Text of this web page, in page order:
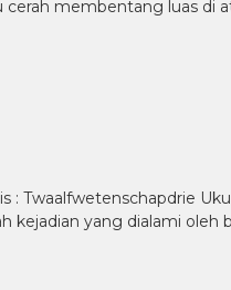
membentang luas di
: Twaalfwetenschapdrie
kejadian yang dialami oleh